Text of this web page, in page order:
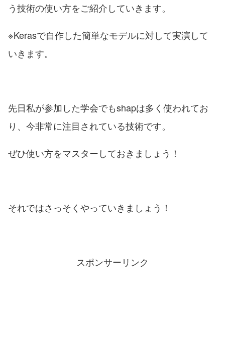
う技術の使い方をご紹介していきます。
※Kerasで自作した簡単なモデルに対して実演して
いきます。
先日私が参加した学会でもshapは多く使われてお
り、今非常に注目されている技術です。
ぜひ使い方をマスターしておきましょう！
それではさっそくやっていきましょう！
スポンサーリンク